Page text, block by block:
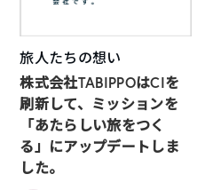
旅人たちの想い
株式会社TABIPPOはCIを
刷新して、ミッションを
「あたらしい旅をつく
る」にアップデートしま
した。